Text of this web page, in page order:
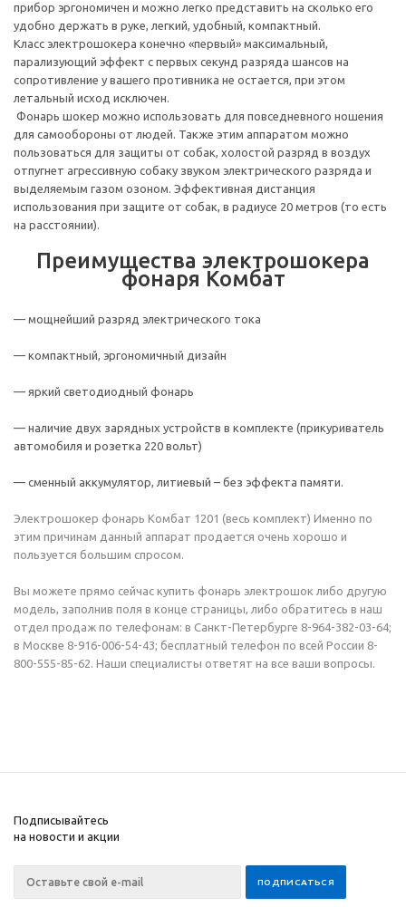
прибор эргономичен и можно легко представить на сколько его
удобно держать в руке, легкий, удобный, компактный.
Класс электрошокера конечно «первый» максимальный,
парализующий эффект с первых секунд разряда шансов на
сопротивление у вашего противника не остается, при этом
летальный исход исключен.
Фонарь шокер можно использовать для повседневного ношения
для самообороны от людей. Также этим аппаратом можно
пользоваться для защиты от собак, холостой разряд в воздух
отпугнет агрессивную собаку звуком электрического разряда и
выделяемым газом озоном. Эффективная дистанция
использования при защите от собак, в радиусе 20 метров (то есть
на расстоянии).
Преимущества электрошокера
фонаря Комбат
— мощнейший разряд электрического тока
— компактный, эргономичный дизайн
— яркий светодиодный фонарь
— наличие двух зарядных устройств в комплекте (прикуриватель
автомобиля и розетка 220 вольт)
— сменный аккумулятор, литиевый – без эффекта памяти.
Электрошокер фонарь Комбат 1201 (весь комплект) Именно по
этим причинам данный аппарат продается очень хорошо и
пользуется большим спросом.
Вы можете прямо сейчас купить фонарь электрошок либо другую
модель, заполнив поля в конце страницы, либо обратитесь в наш
отдел продаж по телефонам: в Санкт-Петербурге 8-964-382-03-64;
в Москве 8-916-006-54-43; бесплатный телефон по всей России 8-
800-555-85-62. Наши специалисты ответят на все ваши вопросы.
Подписывайтесь
на новости и акции